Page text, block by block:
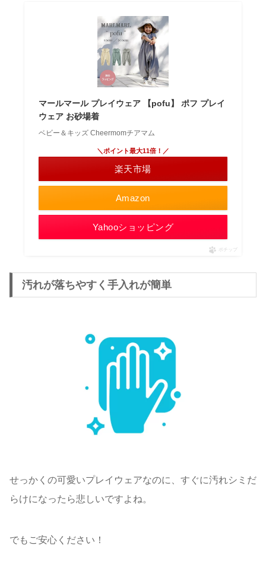
マールマール プレイウェア 【pofu】 ポフ プレイ
ウェア お砂場着
ベビー＆キッズ Cheermomチアマム
Amazon
＼ポイント最大11倍！／
楽天市場
Yahooショッピング
ポチップ
汚れが落ちやすく手入れが簡単
せっかくの可愛いプレイウェアなのに、すぐに汚れシミだ
らけになったら悲しいですよね。
でもご安心ください！